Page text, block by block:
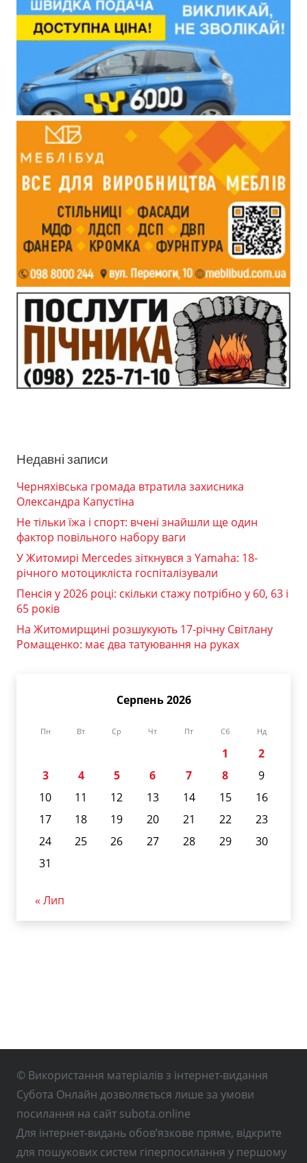
Недавні записи
Черняхівська громада втратила захисника
Олександра Капустіна
Не тільки їжа і спорт: вчені знайшли ще один
фактор повільного набору ваги
У Житомирі Mercedes зіткнувся з Yamaha: 18-
річного мотоцикліста госпіталізували
Пенсія у 2026 році: скільки стажу потрібно у 60, 63 і
65 років
На Житомирщині розшукують 17-річну Світлану
Ромащенко: має два татуювання на руках
Серпень 2026
Пн Вт Ср Чт Пт Сб Нд
1
2
3
4 5 6 7 8
9
10
11 12 13 14 15
16
17
18 19 20 21 22
23
24
25 26 27 28 29
30
31
« Лип
© Використання матеріалів з інтернет-видання
Субота Онлайн дозволяється лише за умови
посилання на сайт subota.online
Для інтернет-видань обов’язкове пряме, відкрите
для пошукових систем гіперпосилання у першому